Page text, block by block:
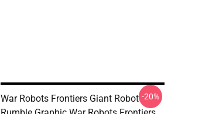
War Robots Frontiers Giant Robot -20%